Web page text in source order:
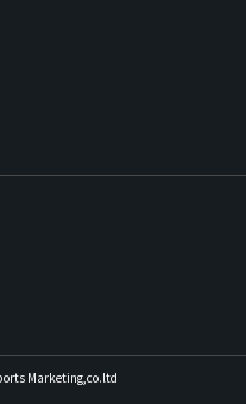
Marketing,co.ltd